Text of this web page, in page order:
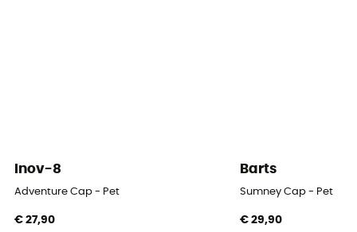
Inov-8
Adventure Cap - Pet
€ 27,90
Barts
Sumney Cap - Pet
€ 29,90